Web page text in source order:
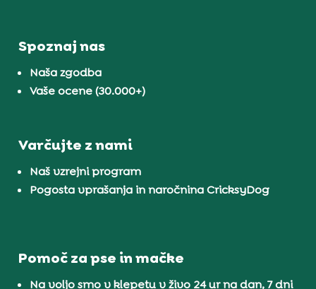
Spoznaj nas
Naša zgodba
Vaše ocene (30.000+)
Varčujte z nami
Naš vzrejni program
Pogosta vprašanja in naročnina CricksyDog
Pomoč za pse in mačke
Na voljo smo v klepetu v živo 24 ur na dan, 7 dni